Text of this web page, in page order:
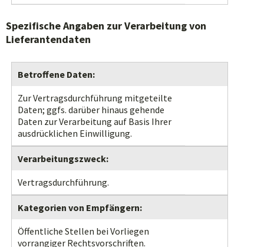
Spezifische Angaben zur Verarbeitung von
Lieferantendaten
Betroffene Daten:
Zur Vertragsdurchführung mitgeteilte
Daten; ggfs. darüber hinaus gehende
Daten zur Verarbeitung auf Basis Ihrer
ausdrücklichen Einwilligung.
Verarbeitungszweck:
Vertragsdurchführung.
Kategorien von Empfängern:
Öffentliche Stellen bei Vorliegen
vorrangiger Rechtsvorschriften.